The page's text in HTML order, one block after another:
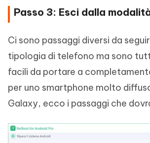
Passo 3: Esci dalla
Ci sono passaggi diversi da
tipologia di telefono ma sono
facili da portare a
per uno smartphone molto
Galaxy, ecco i passaggi che